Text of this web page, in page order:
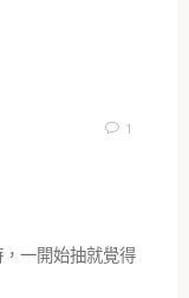
1
一開始抽就覺得